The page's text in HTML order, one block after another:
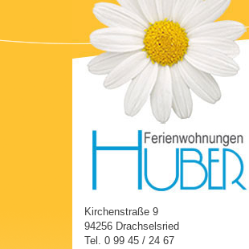
Kirchenstraße 9
94256 Drachselsried
Tel. 0 99 45 / 24 67